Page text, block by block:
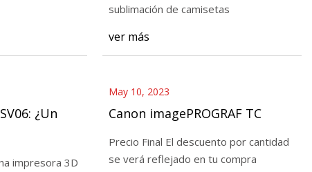
deportivas
por la Cámara
sublimación de camisetas
ver más
¿Un
impresora 3D
May 10, 2023
Canon imagePROGRAF TC
Precio Final El descuento por cantidad
se verá reflejado en tu compra